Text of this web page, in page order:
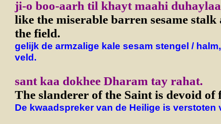
ji-o boo-aarh til khayt maahi
like the miserable barren sesame stalk
the field.
gelijk de armzalige kale sesam stengel /
veld.
sant kaa dokhee Dharam tay rahat.
The slanderer of the Saint is devoid of
De kwaadspreker van de Heilige is verstoten